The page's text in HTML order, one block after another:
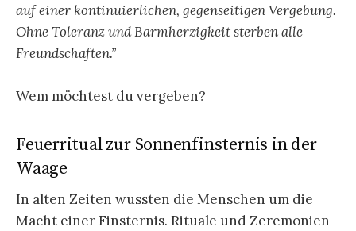
auf einer kontinuierlichen, gegenseitigen Vergebung.
Ohne Toleranz und Barmherzigkeit sterben alle
Freundschaften.”
Wem möchtest du vergeben?
Feuerritual zur Sonnenfinsternis in der
Waage
In alten Zeiten wussten die Menschen um die
Macht einer Finsternis. Rituale und Zeremonien